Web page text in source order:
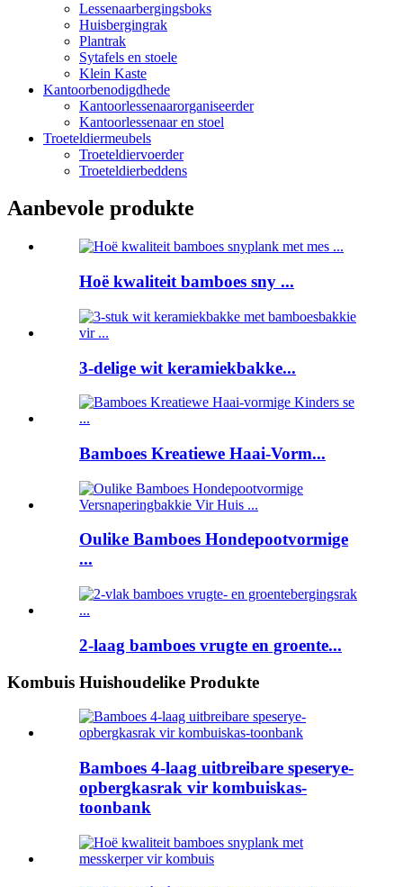
Lessenaarbergingsboks
Huisbergingrak
Plantrak
Sytafels en stoele
Klein Kaste
Kantoorbenodigdhede
Kantoorlessenaarorganiseerder
Kantoorlessenaar en stoel
Troeteldiermeubels
Troeteldiervoerder
Troeteldierbeddens
Aanbevole produkte
Hoë kwaliteit bamboes sny ...
3-delige wit keramiekbakke...
Bamboes Kreatiewe Haai-Vorm...
Oulike Bamboes Hondepootvormige
...
2-laag bamboes vrugte en groente...
Kombuis Huishoudelike Produkte
Bamboes 4-laag uitbreibare speserye-
opbergkasrak vir kombuiskas-
toonbank